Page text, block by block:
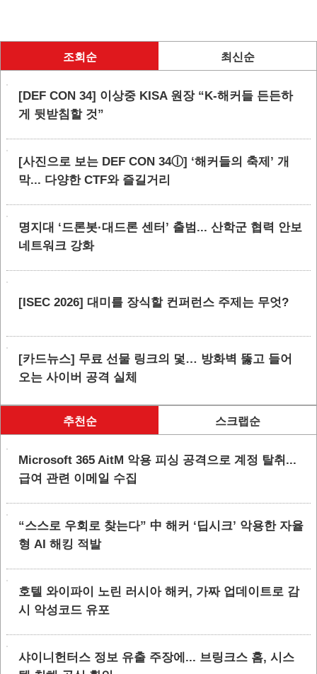
조회순 최신순
[DEF CON 34] 이상중 KISA 원장 “K-해커들 든든하
게 뒷받침할 것”
[사진으로 보는 DEF CON 34ⓛ] ‘해커들의 축제’ 개
막... 다양한 CTF와 즐길거리
명지대 ‘드론봇·대드론 센터’ 출범... 산학군 협력 안보
네트워크 강화
[ISEC 2026] 대미를 장식할 컨퍼런스 주제는 무엇?
[카드뉴스] 무료 선물 링크의 덫… 방화벽 뚫고 들어
오는 사이버 공격 실체
추천순 스크랩순
Microsoft 365 AitM 악용 피싱 공격으로 계정 탈취...
급여 관련 이메일 수집
“스스로 우회로 찾는다” 中 해커 ‘딥시크’ 악용한 자율
형 AI 해킹 적발
호텔 와이파이 노린 러시아 해커, 가짜 업데이트로 감
시 악성코드 유포
샤이니헌터스 정보 유출 주장에... 브링크스 홈, 시스